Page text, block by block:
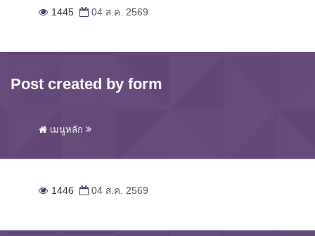
1445 04 ส.ค. 2569
Post created by form
เมนูหลัก
1446 04 ส.ค. 2569